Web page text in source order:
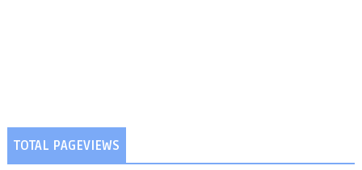
TOTAL PAGEVIEWS